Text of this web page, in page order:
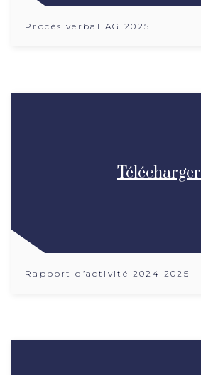
Procès verbal AG 2025
Télécharger
Rapport d’activité 2024 2025